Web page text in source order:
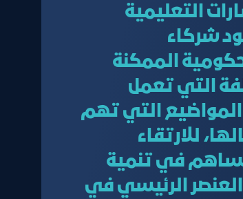
التعليمية
شركاء
الممكنة
التي تعمل
التي تهم
للارتقاء
يساهم في تنمية
العنصر الرئيسي في